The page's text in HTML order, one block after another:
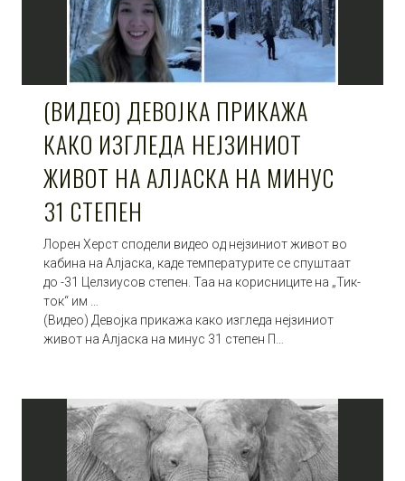
(ВИДЕО) ДЕВОЈКА ПРИКАЖА
КАКО ИЗГЛЕДА НЕЈЗИНИОТ
ЖИВОТ НА АЛЈАСКА НА МИНУС
31 СТЕПЕН
Лорен Херст сподели видео од нејзиниот живот во
кабина на Алјаска, каде температурите се спуштаат
до -31 Целзиусов степен. Таа на корисниците на „Тик-
ток“ им …
(Видео) Девојка прикажа како изгледа нејзиниот
живот на Алјаска на минус 31 степен П…